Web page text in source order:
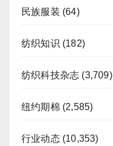
民族服装 (64)
纺织知识 (182)
纺织科技杂志 (3,709)
纽约期棉 (2,585)
行业动态(10,353)